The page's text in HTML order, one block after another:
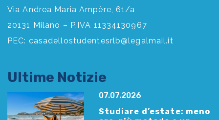
Via Andrea Maria Ampère, 61/a
20131 Milano – P.IVA 11334130967
PEC: casadellostudentesrlb@legalmail.it
Ultime Notizie
07.07.2026
Studiare d’estate: meno